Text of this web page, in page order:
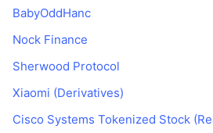
BabyOddHanc
Nock Finance
Sherwood Protocol
Xiaomi (Derivatives)
Cisco Systems Tokenized Stock